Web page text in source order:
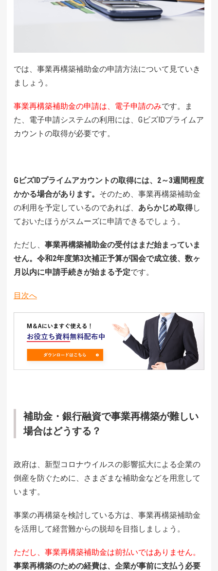
では、事業再構築補助金の申請方法について見ていき
ましょう。
事業再構築補助金の申請は、電子申請のみです。ま
た、電子申請システムの利用には、GビズIDプライムア
カウントの取得が必要です。
GビズIDプライムアカウントの取得には、2～3週間程度
かかる場合があります。 そのため、事業再構築補助金
の利用を予定しているのであれば、 あらかじめ取得し
ておいたほうがスムーズに申請できるでしょう。
ただし、 事業再構築補助金の受付はまだ始まっていま
せん。令和2年度第3次補正予算が国会で成立後、数ヶ
月以内に申請手続きが始まる予定です。
目次へ
補助金・銀行融資で事業再構築が難しい
場合はどうする？
政府は、新型コロナウイルスの影響拡大による企業の
倒産を防ぐために、さまざまな補助金などを用意して
います。
事業の再構築を検討している方は、事業再構築補助金
を活用して経営難からの脱却を目指しましょう。
ただし、事業再構築補助金は前払いではありません。
事業再構築のための経費は、企業が事前に支払う必要